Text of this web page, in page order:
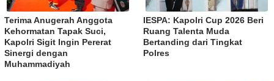
Terima Anugerah Anggota
Kehormatan Tapak Suci,
Kapolri Sigit Ingin Pererat
Sinergi dengan
Muhammadiyah
IESPA: Kapolri Cup 2026 Beri
Ruang Talenta Muda
Bertanding dari Tingkat
Polres